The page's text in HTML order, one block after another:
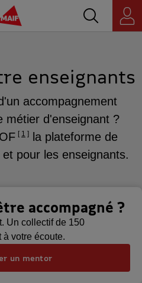
- Allez à l'accueil de maif.fr
Accédez au
Espace
enseignants
accompagnement
métier d'enseignant ?
1
la plateforme de
pour les enseignants.
accompagné ?
Un collectif de 150
votre écoute.
un mentor